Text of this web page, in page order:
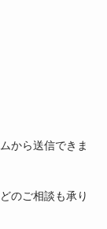
から送信できま
のご相談も承り